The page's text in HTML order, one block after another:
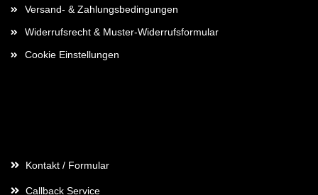
Versand- & Zahlungsbedingungen
Widerrufsrecht & Muster-Widerrufsformular
Cookie Einstellungen
Kontakt / Formular
Callback Service